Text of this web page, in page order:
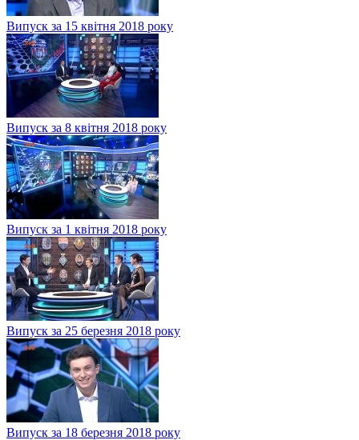
Випуск за 15 квітня 2018 року
Випуск за 8 квітня 2018 року
Випуск за 1 квітня 2018 року
Випуск за 25 березня 2018 року
Випуск за 18 березня 2018 року